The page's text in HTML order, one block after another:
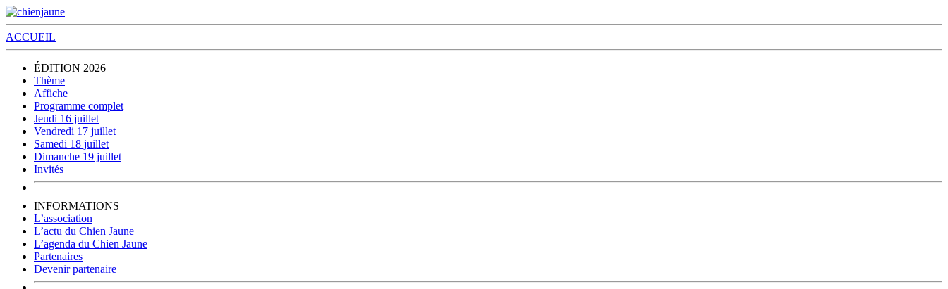
ACCUEIL
ÉDITION 2026
Thème
Affiche
Programme complet
Jeudi 16 juillet
Vendredi 17 juillet
Samedi 18 juillet
Dimanche 19 juillet
Invités
INFORMATIONS
L’association
L’actu du Chien Jaune
L’agenda du Chien Jaune
Partenaires
Devenir partenaire